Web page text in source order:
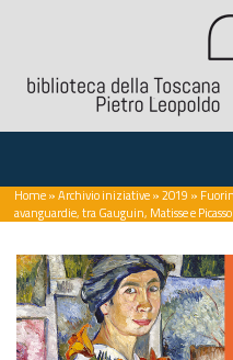
Home»Archivio iniziative»2019 »
avanguardie, tra Gauguin, Matisse e Picasso